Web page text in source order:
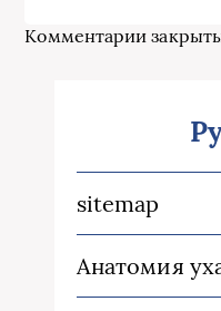
Комментарии
sitemap
Анатомия